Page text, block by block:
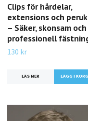
Clips för hårdelar,
extensions och
– Säker, skonsam och
professionell
130 kr
LÄS MER LÄGG I